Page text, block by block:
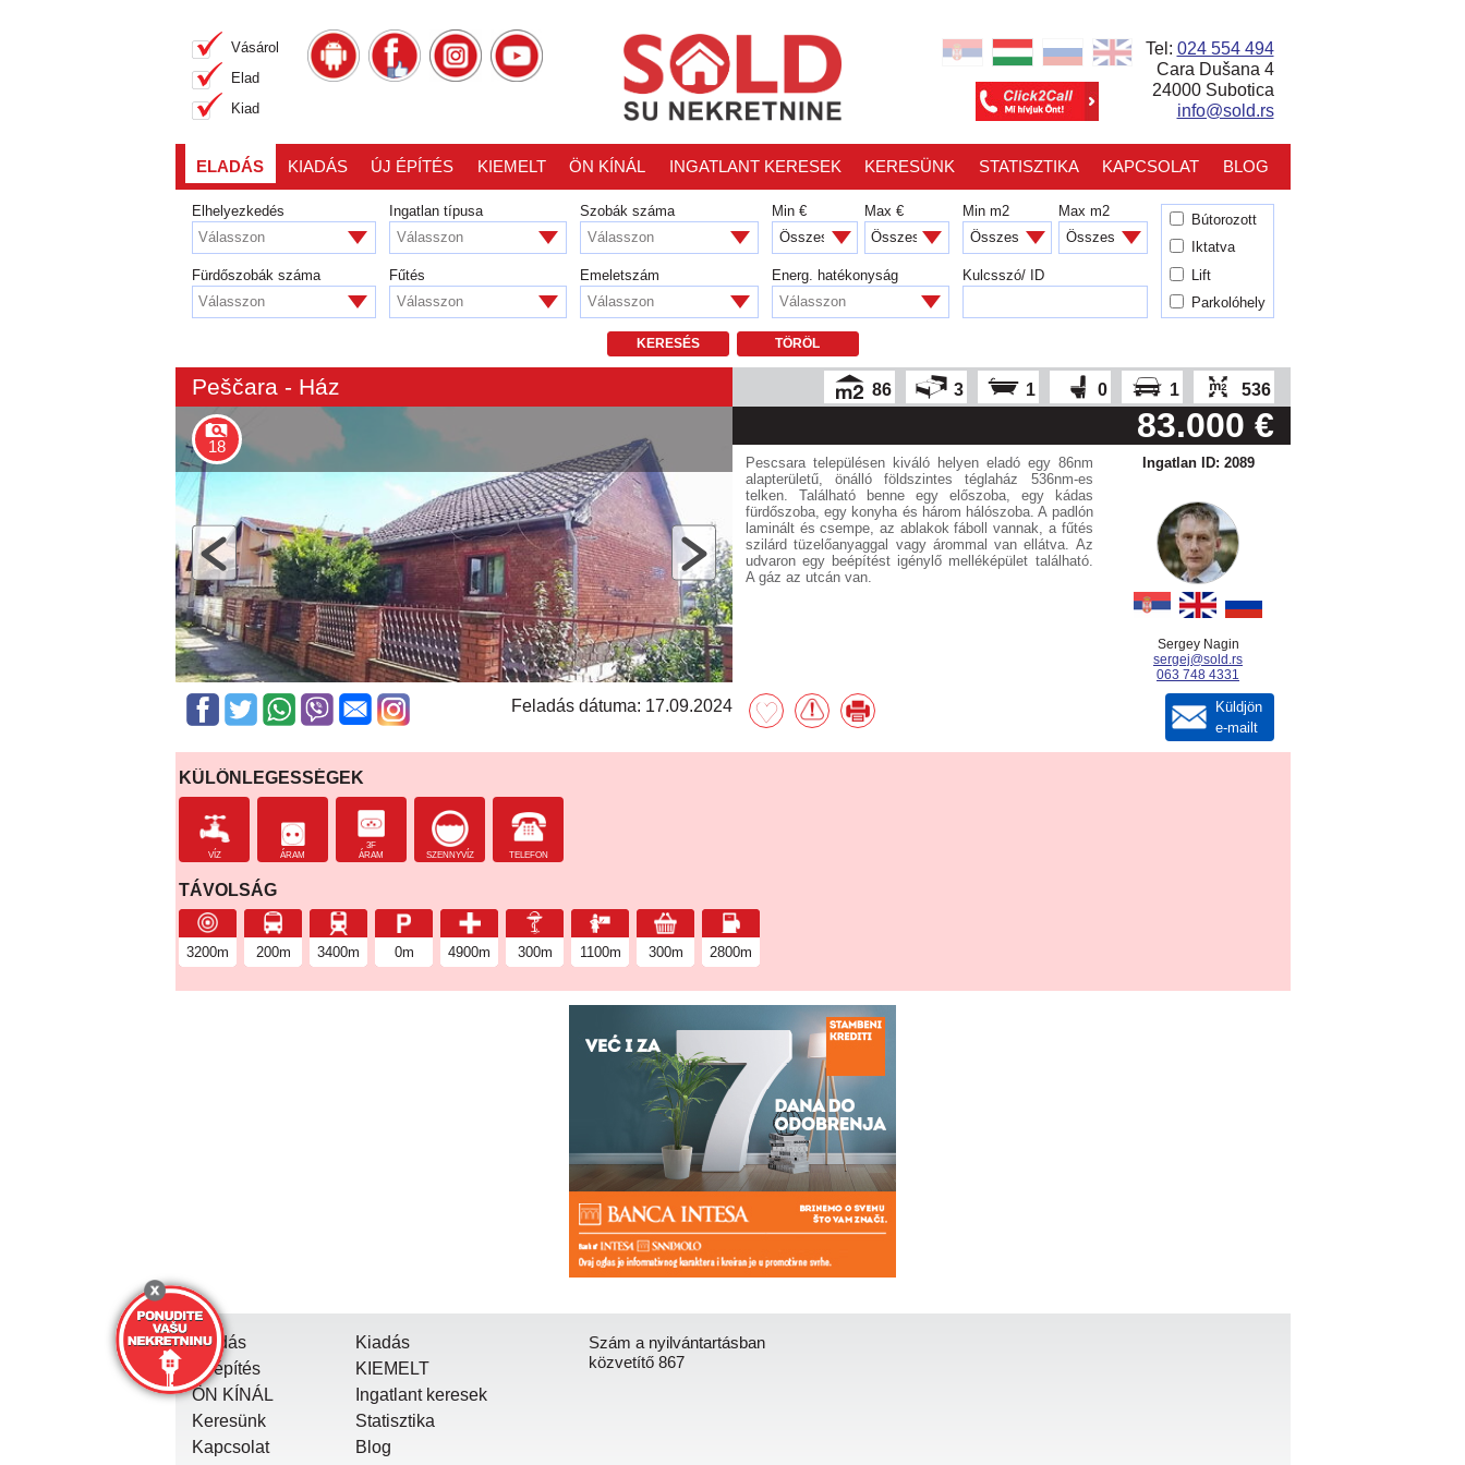
Vásárol
Elad
Kiad
Tel: 024 554 494
Cara Dušana 4
24000 Subotica
info@sold.rs
ELADÁS KIADÁS ÚJ ÉPÍTÉS KIEMELT ÖN KÍNÁL INGATLANT KERESEK KERESÜNK STATISZTIKA KAPCSOLAT BLOG
Elhelyezkedés
Válasszon
Ingatlan típusa
Válasszon
Szobák száma
Válasszon
Min € Max € Min m2 Max m2
Fürdőszobák száma
Válasszon
Fűtés
Válasszon
Emeletszám
Válasszon
Energ. hatékonyság
Válasszon
Kulcsszó/ ID
Bútorozott
Iktatva
Lift
Parkolóhely
KERESÉS TÖRÖL
Peščara - Ház 86 3 1 0 1 536
18
83.000 €
Pescsara településen kiváló helyen eladó egy 86nm
alapterületű, önálló földszintes téglaház 536nm-es
telken. Található benne egy előszoba, egy kádas
fürdőszoba, egy konyha és három hálószoba. A padlón
laminált és csempe, az ablakok fáboll vannak, a fűtés
szilárd tüzelőanyaggal vagy árommal van ellátva. Az
udvaron egy beépítést igénylő melléképület található.
A gáz az utcán van.
Ingatlan ID: 2089
Sergey Nagin
sergej@sold.rs
063 748 4331
Feladás dátuma: 17.09.2024
Küldjön
e-mailt
KÜLÖNLEGESSÉGEK
VÍZ ÁRAM
3F
ÁRAM
SZENNYVÍZ TELEFON
TÁVOLSÁG
3200m 200m 3400m 0m 4900m 300m 1100m 300m 2800m
Eladás
Kiadás
Új építés
KIEMELT
ÖN KÍNÁL
Ingatlant keresek
Keresünk
Statisztika
Kapcsolat
Blog
Szám a nyilvántartásban
közvetítő 867